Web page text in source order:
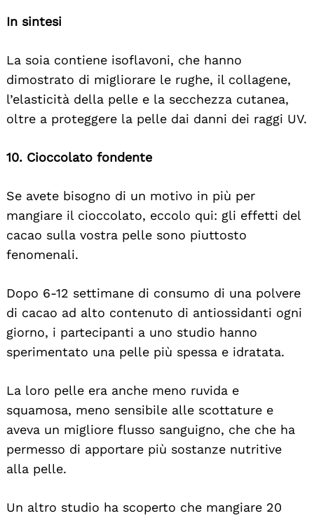
In sintesi
La soia contiene isoflavoni, che hanno
dimostrato di migliorare le rughe, il collagene,
l’elasticità della pelle e la secchezza cutanea,
oltre a proteggere la pelle dai danni dei raggi UV.
10. Cioccolato fondente
Se avete bisogno di un motivo in più per
mangiare il cioccolato, eccolo qui: gli effetti del
cacao sulla vostra pelle sono piuttosto
fenomenali.
Dopo 6-12 settimane di consumo di una polvere
di cacao ad alto contenuto di antiossidanti ogni
giorno, i partecipanti a uno studio hanno
sperimentato una pelle più spessa e idratata.
La loro pelle era anche meno ruvida e
squamosa, meno sensibile alle scottature e
aveva un migliore flusso sanguigno, che che ha
permesso di apportare più sostanze nutritive
alla pelle.
Un altro studio ha scoperto che mangiare 20